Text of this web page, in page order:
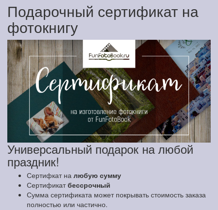
Подарочный сертификат на
фотокнигу
Универсальный подарок на любой
праздник!
Сертифкат на любую сумму
Сертификатбессрочный
Сумма сертификата может покрывать стоимость заказа
полностью или частично.